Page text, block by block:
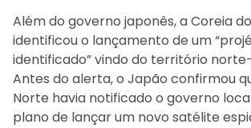
Além do governo japonês, a Coreia
identificou o lançamento de um
identificado” vindo do território
Antes do alerta, o Japão confirmou
Norte havia notificado o governo
plano de lançar um novo satélite